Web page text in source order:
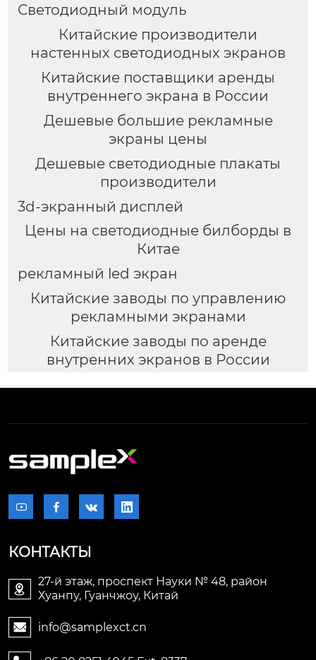
Светодиодный модуль
Китайские производители
настенных светодиодных экранов
Китайские поставщики аренды
внутреннего экрана в России
Дешевые большие рекламные
экраны цены
Дешевые светодиодные плакаты
производители
3d-экранный дисплей
Цены на светодиодные билборды в
Китае
рекламный led экран
Китайские заводы по управлению
рекламными экранами
Китайские заводы по аренде
внутренних экранов в России
   
КОНТАКТЫ

27-й этаж, проспект Науки № 48, район
Хуанпу, Гуанчжоу, Китай
 info@samplexct.cn